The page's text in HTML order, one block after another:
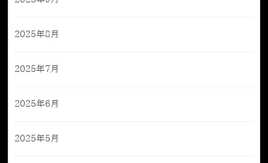
2025年8月
2025年7月
2025年6月
2025年5月